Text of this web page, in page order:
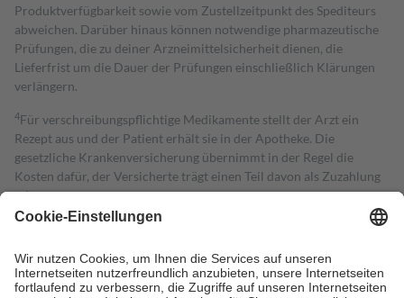
Produktverfügbarkeit sowie vom Zustellzeitpunkt des Spediteurs
abweichen. Darüber hinaus können notwendige pharmazeutische
Prüfungen, die zu deiner Arzneimittelsicherheit dienen, die
Lieferfrist um die Dauer der Prüfungen einschließlich Klärungen
verlängern.
4Für verschreibungspflichtige Medikamente stellt der Arzt ein
Rezept aus und der Patient erhält sie in der Apotheke. Die
gesetzliche Krankenversicherung übernimmt in der Regel die
Kosten dafür, der Versicherte trägt einen Teil davon als Zuzahlung
mit.
Grundsätzlich leisten Mitglieder Zuzahlungen in Höhe von zehn
höchstens zehn Euro.
Es sind jedoch nie mehr als die tatsächlichen
Kosten der Leistung zu entrichten.
Diese Regeln gelten grundsätzlich auch für Online-Apotheken.